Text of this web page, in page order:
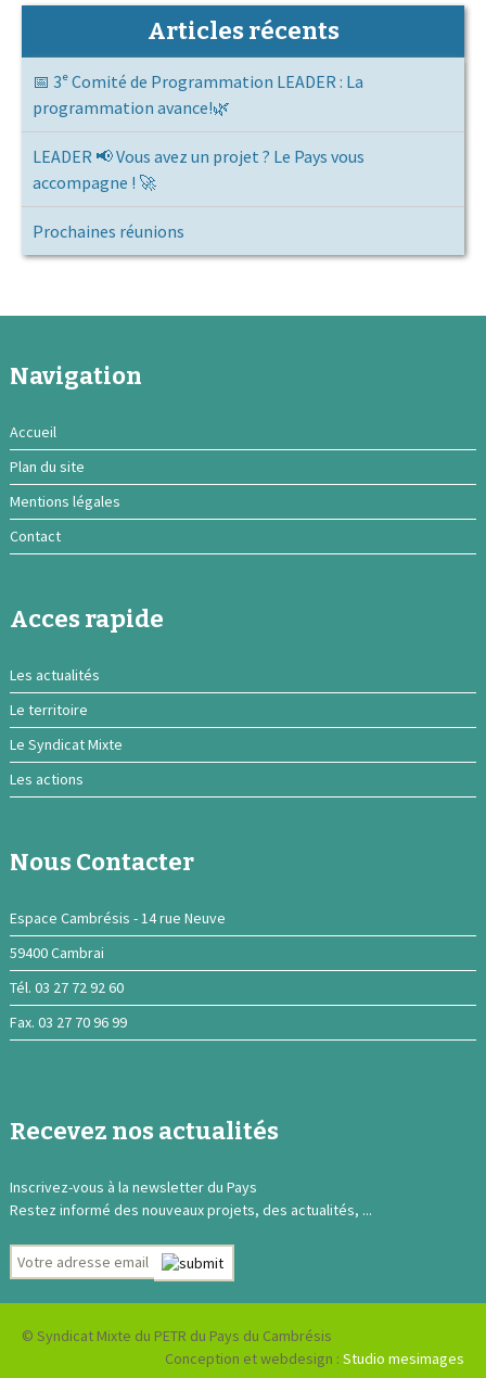
Articles récents
📅 3ᵉ Comité de Programmation LEADER : La
programmation avance!🌿
LEADER 📢 Vous avez un projet ? Le Pays vous
accompagne ! 🚀
Prochaines réunions
Navigation
Accueil
Plan du site
Mentions légales
Contact
Acces rapide
Les actualités
Le territoire
Le Syndicat Mixte
Les actions
Nous Contacter
Espace Cambrésis - 14 rue Neuve
59400 Cambrai
Tél. 03 27 72 92 60
Fax. 03 27 70 96 99
Recevez nos actualités
Inscrivez-vous à la newsletter du Pays
Restez informé des nouveaux projets, des actualités, ...
© Syndicat Mixte du PETR du Pays du Cambrésis
Conception et webdesign : Studio mesimages